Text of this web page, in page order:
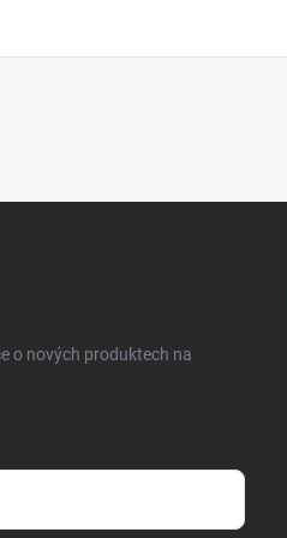
o nových produktech na